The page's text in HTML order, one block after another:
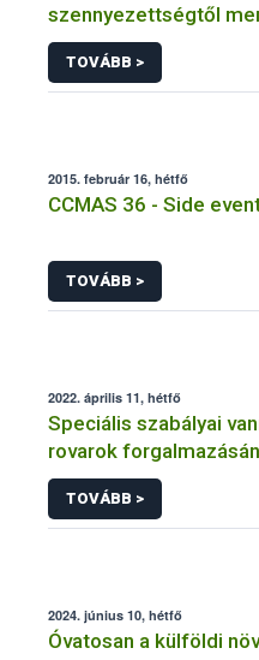
szennyezettségtől
termesztettek
TOVÁBB >
2015. február 16, hétfő
CCMAS 36 - Side
TOVÁBB >
2022. április 11, hétfő
Speciális szabályai
rovarok
TOVÁBB >
2024. június 10, hétfő
Óvatosan a külföldi